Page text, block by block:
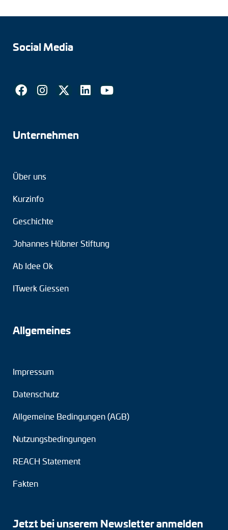
Social Media
Unternehmen
Über uns
Kurzinfo
Geschichte
Johannes Hübner Stiftung
Ab Idee Ok
ITwerk Giessen
Allgemeines
Impressum
Datenschutz
Allgemeine Bedingungen (AGB)
Nutzungsbedingungen
REACH Statement
Fakten
Jetzt bei unserem Newsletter anmelden